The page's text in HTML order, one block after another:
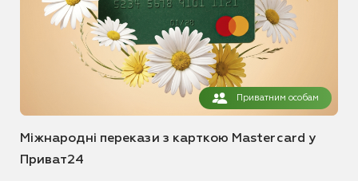
Приватним особам
Міжнародні перекази з карткою Mastercard у
Приват24